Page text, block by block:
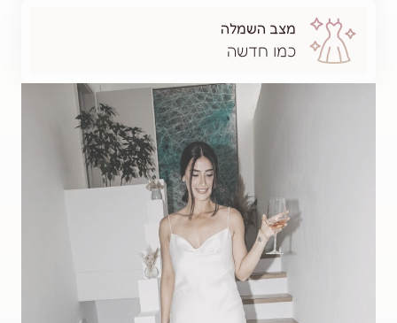
השמלה
חדשה